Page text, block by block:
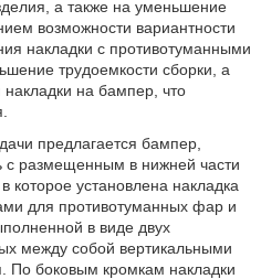
а также на уменьшение
возможности вариантности
накладки с противотуманными
трудоемкости сборки, а
на бампер, что
предлагается бампер,
размещенным в нижней части
которое установлена накладка
для противотуманных фар и
в виде двух
между собой вертикальными
По боковым кромкам накладки